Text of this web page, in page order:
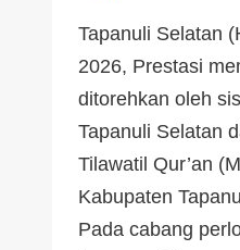
Tapanuli Selatan
2026, Prestasi
ditorehkan oleh
Tapanuli Selatan
Tilawatil Qur’an
Kabupaten
Pada cabang